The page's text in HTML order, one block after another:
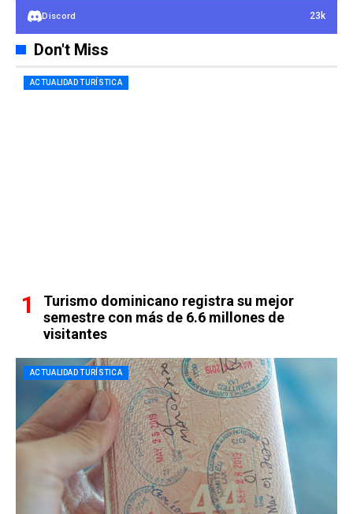
Discord 23k
Don't Miss
ACTUALIDAD TURÍSTICA
Turismo dominicano registra su mejor
semestre con más de 6.6 millones de
visitantes
ACTUALIDAD TURÍSTICA